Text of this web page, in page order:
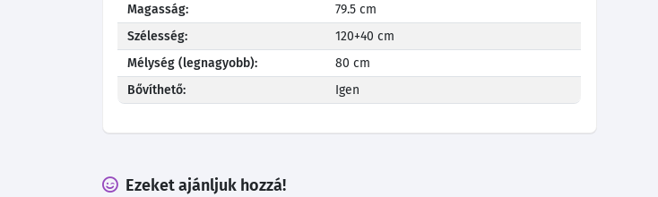
Magasság:
79.5 cm
Szélesség:
120+40 cm
Mélység (legnagyobb):
80 cm
Bővíthető:
Igen
Ezeket ajánljuk hozzá!